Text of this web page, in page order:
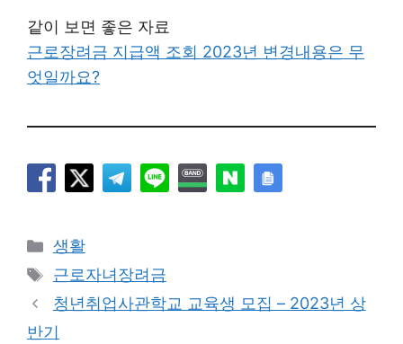
같이 보면 좋은 자료
근로장려금 지급액 조회 2023년 변경내용은 무
엇일까요?
카
테
고
리
생활
태
그
근로자녀장려금
청년취업사관학교 교육생 모집 – 2023년 상
반기